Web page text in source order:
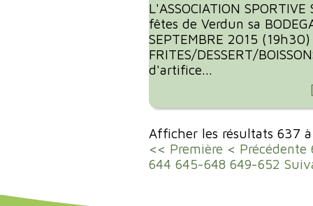
L'ASSOCIATION
fêtes de Verdun sa
SEPTEMBRE 2015 (19h30)
FRITES/DESSERT/
d'artifice...
Afficher les résultats 637
<< Première < Précédente
644 645-648 649-652